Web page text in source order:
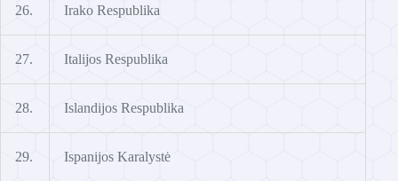
26. Irako Respublika
27. Italijos Respublika
28. Islandijos Respublika
29. Ispanijos Karalystė